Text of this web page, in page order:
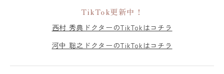
TikTok更新中！
西村 秀典ドクターのTikTokはコチラ
河中 聡之ドクターのTikTokはコチラ